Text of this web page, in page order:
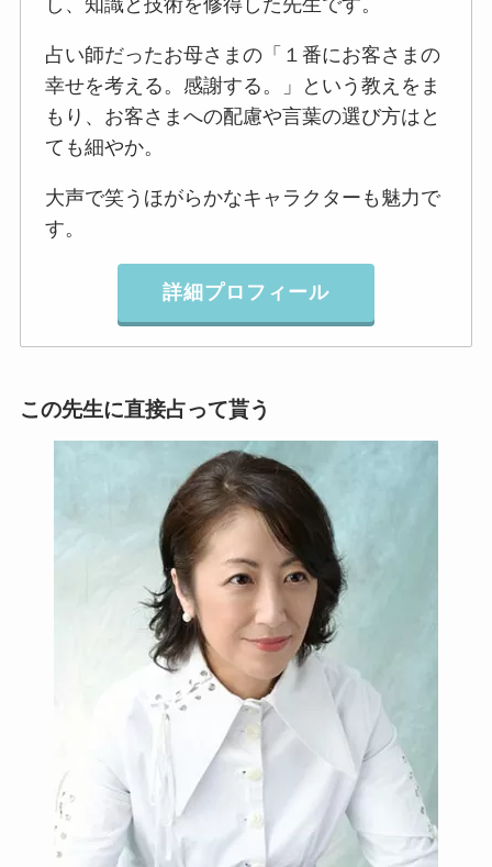
し、知識と技術を修得した先生です。
占い師だったお母さまの「１番にお客さまの
幸せを考える。感謝する。」という教えをま
もり、お客さまへの配慮や言葉の選び方はと
ても細やか。
大声で笑うほがらかなキャラクターも魅力で
す。
詳細プロフィール
この先生に直接占って貰う